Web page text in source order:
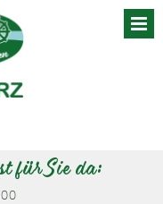
für Sie da: